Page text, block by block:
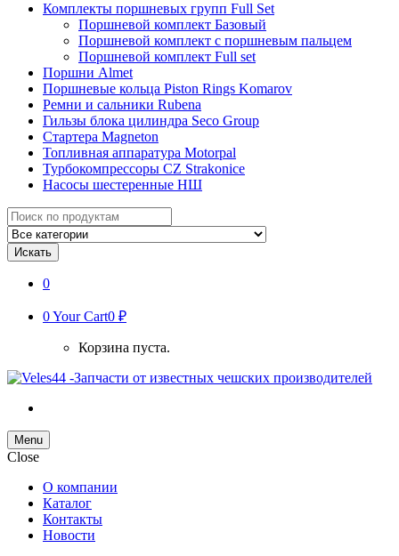
Комплекты поршневых групп Full Set
Поршневой комплект Базовый
Поршневой комплект с поршневым пальцем
Поршневой комплект Full set
Поршни Almet
Поршневые кольца Piston Rings Komarov
Ремни и сальники Rubena
Гильзы блока цилиндра Seco Group
Стартера Magneton
Топливная аппаратура Motorpal
Турбокомпрессоры CZ Strakonice
Насосы шестеренные НШ
Search
for:
Искать
0
0Your Cart0 ₽
Корзина пуста.
Menu
Close
О компании
Каталог
Контакты
Новости